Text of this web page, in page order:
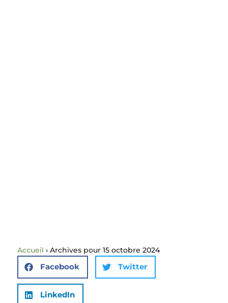
Accueil › Archives pour 15 octobre 2024
Facebook Twitter
LinkedIn